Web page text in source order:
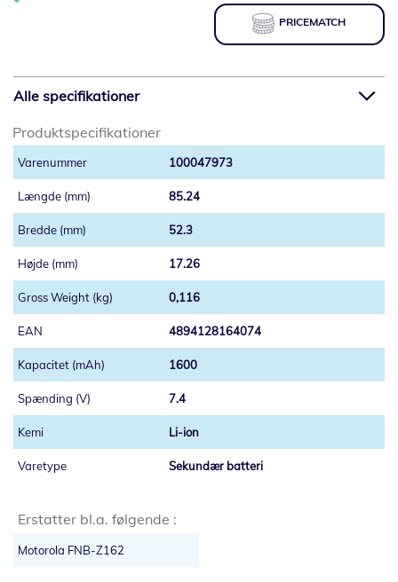
PRICEMATCH
Alle specifikationer
Produktspecifikationer
100047973
85.24
52.3
17.26
0,116
4894128164074
1600
7.4
Li-ion
Sekundær batteri
Erstatter bl.a. følgende :
Motorola FNB-Z162